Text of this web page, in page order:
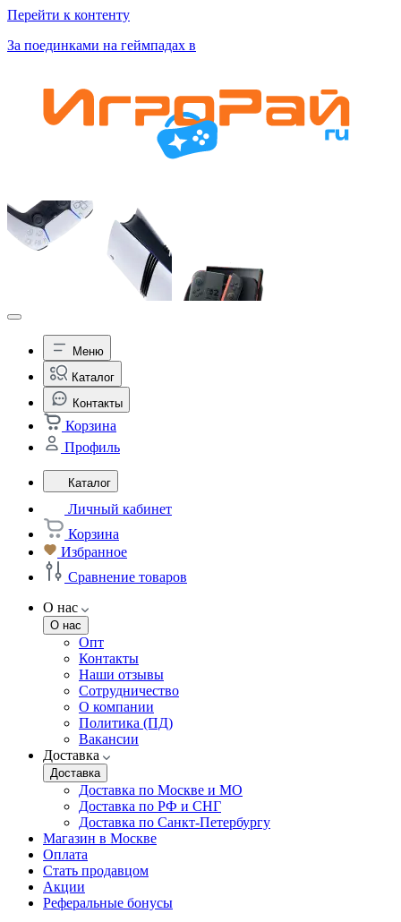
Перейти к контенту
За поединками на геймпадах в
Меню
Каталог
Контакты
Корзина
Профиль
Каталог
Личный кабинет
Корзина
Избранное
Сравнение товаров
О нас
О нас
Опт
Контакты
Наши отзывы
Сотрудничество
О компании
Политика (ПД)
Вакансии
Доставка
Доставка
Доставка по Москве и МО
Доставка по РФ и СНГ
Доставка по Санкт-Петербургу
Магазин в Москве
Оплата
Стать продавцом
Акции
Реферальные бонусы